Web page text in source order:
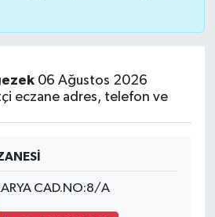
06 Ağustos 2026
eczane adres, telefon ve
CAD.NO:8/A